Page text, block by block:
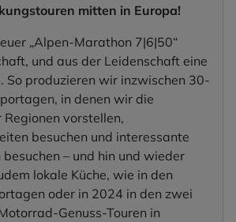
mitten in Europa!
„Alpen-Marathon 7|6|50“
und aus der Leidenschaft eine
So produzieren wir inzwischen 30-
in denen wir die
vorstellen,
besuchen und interessante
besuchen – und hin und wieder
lokale Küche, wie in den
oder in 2024 in den zwei
Genuss-Touren in